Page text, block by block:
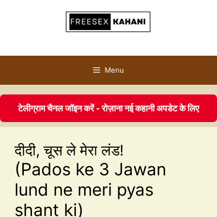
Menu
टेलीग्राम चैनल जॉइन करें - रोज़ाना नई कहानी अपडेट के लिए
दीदी, चूस ले मेरा लंड!
(Pados ke 3 Jawan
lund ne meri pyas
shant ki)